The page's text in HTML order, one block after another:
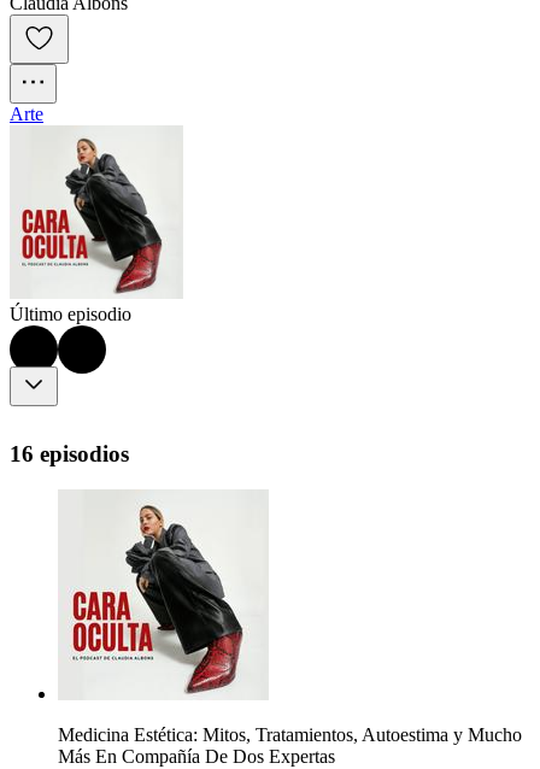
Arte
Último episodio
16 episodios
Medicina Estética: Mitos, Tratamientos, Autoestima y Mucho
Más En Compañía De Dos Expertas